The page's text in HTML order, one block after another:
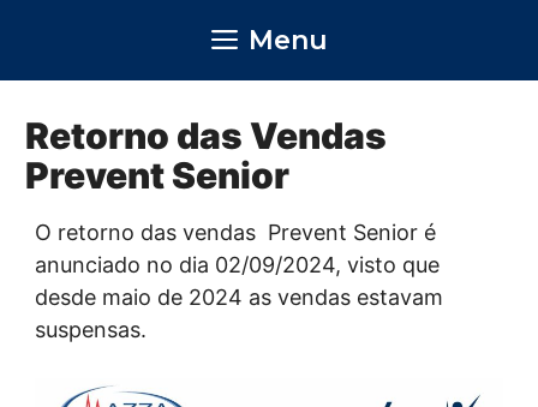
Menu
Retorno das Vendas
Prevent Senior
O retorno das vendas Prevent Senior é
anunciado no dia 02/09/2024, visto que
desde maio de 2024 as vendas estavam
suspensas.